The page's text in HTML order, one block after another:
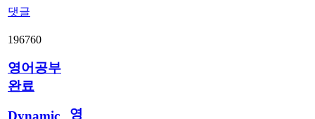
댓글
196760
영어공부
완료
Dynamic
영